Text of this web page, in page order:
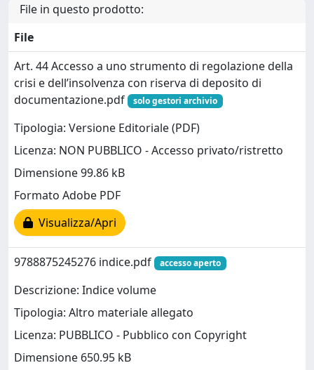
File in questo prodotto:
File
Art. 44 Accesso a uno strumento di regolazione della
crisi e dell’insolvenza con riserva di deposito di
documentazione.pdf
solo gestori archivio
Tipologia: Versione Editoriale (PDF)
Licenza: NON PUBBLICO - Accesso privato/ristretto
Dimensione 99.86 kB
Formato Adobe PDF
Visualizza/Apri
9788875245276 indice.pdf accesso aperto
Descrizione: Indice volume
Tipologia: Altro materiale allegato
Licenza: PUBBLICO - Pubblico con Copyright
Dimensione 650.95 kB